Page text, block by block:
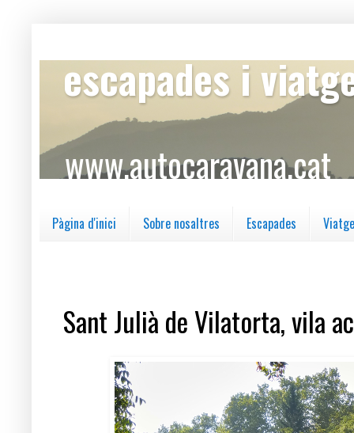
escapades i
www.autocaravana.cat
Pàgina d'inici Sobre nosaltres Escapades
Sant Julià de Vilatorta, vila